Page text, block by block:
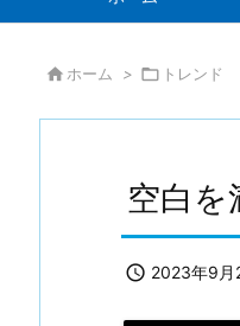
 ホーム >  トレンド
空白
 2023年9月